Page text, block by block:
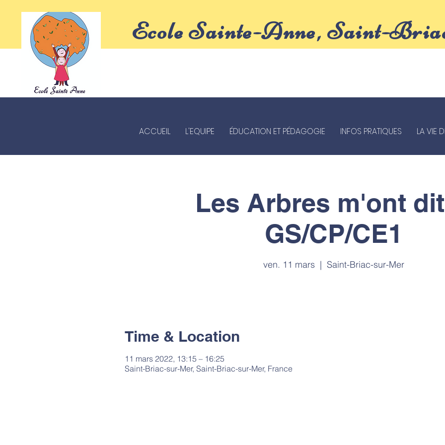
Ecole Sainte-Anne, Saint-
ACCUEIL L'EQUIPE ÉDUCATION ET PÉDAGOGIE INFOS PRATIQUES LA VIE
Les Arbres m'ont
GS/CP/CE1
ven. 11 mars
  |
Saint-Briac-sur-Mer
Time & Location
11 mars 2022, 13:15 – 16:25
Saint-Briac-sur-Mer, Saint-Briac-sur-Mer, France